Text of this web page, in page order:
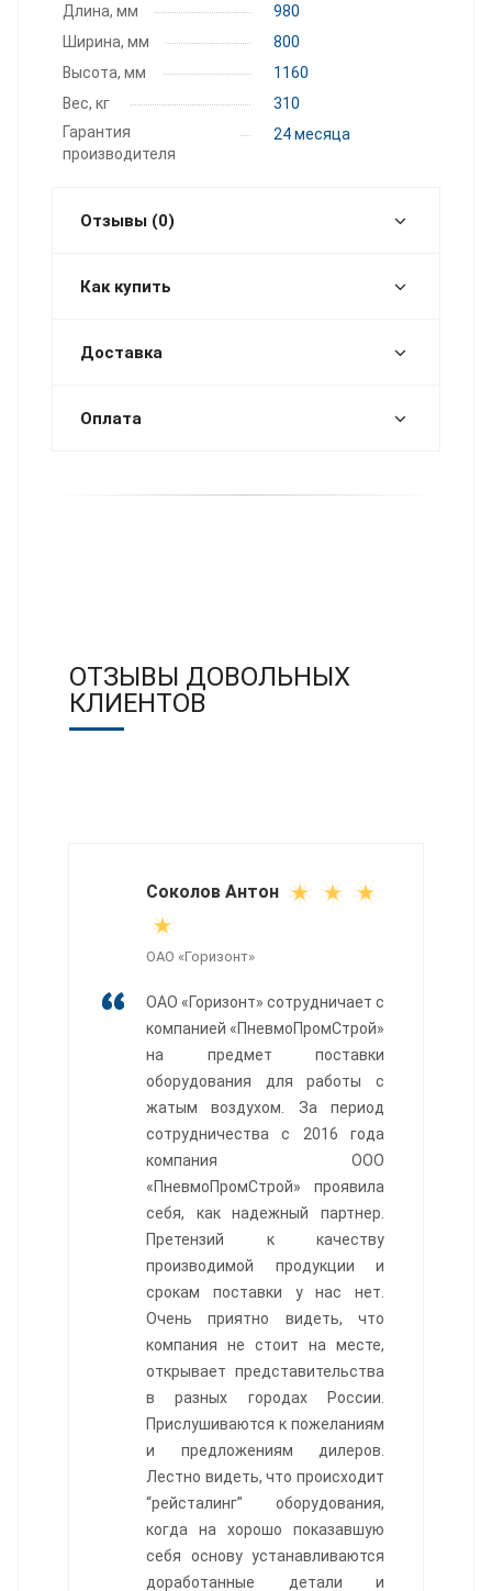
Длина, мм
980
Ширина, мм
800
Высота, мм
1160
Вес, кг
310
Гарантия
производителя
24 месяца
Отзывы (0)
Как купить
Доставка
Оплата
ОТЗЫВЫ ДОВОЛЬНЫХ
КЛИЕНТОВ
Соколов Антон
ОАО «Горизонт»
ОАО «Горизонт» сотрудничает с
компанией «ПневмоПромСтрой»
на предмет поставки
оборудования для работы с
жатым воздухом. За период
сотрудничества с 2016 года
компания ООО
«ПневмоПромСтрой» проявила
себя, как надежный партнер.
Претензий к качеству
производимой продукции и
срокам поставки у нас нет.
Очень приятно видеть, что
компания не стоит на месте,
открывает представительства
в разных городах России.
Прислушиваются к пожеланиям
и предложениям дилеров.
Лестно видеть, что происходит
“рейсталинг” оборудования,
когда на хорошо показавшую
себя основу устанавливаются
доработанные детали и